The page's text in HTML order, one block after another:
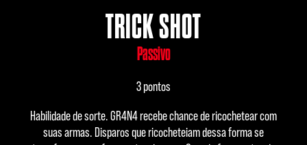
TRICK SHOT
Passivo
3 pontos
Habilidade de sorte. GR4N4 recebe chance de ricochetear com
suas armas. Disparos que ricocheteiam dessa forma se